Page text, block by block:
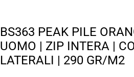
BS363 PEAK PILE
UOMO | ZIP INTERA |
LATERALI | 290 GR/M2